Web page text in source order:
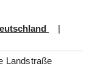
|
Landstraße